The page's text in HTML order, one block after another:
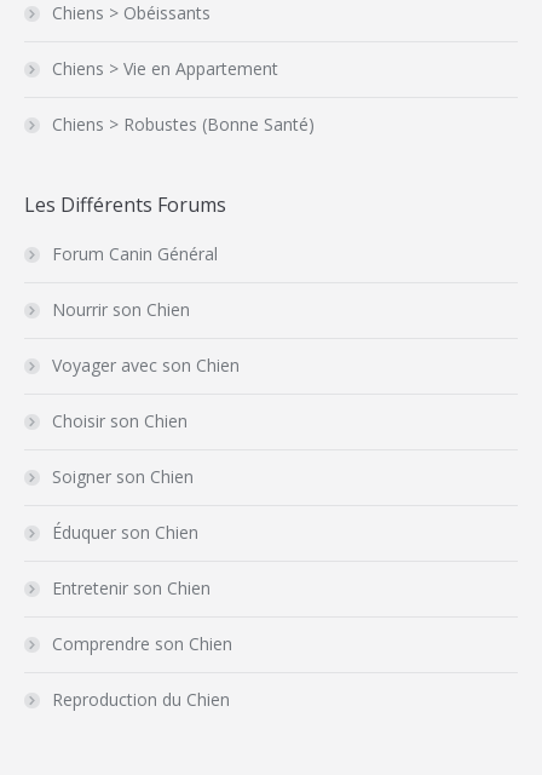
Chiens > Obéissants
Chiens > Vie en Appartement
Chiens > Robustes (Bonne Santé)
Les Différents Forums
Forum Canin Général
Nourrir son Chien
Voyager avec son Chien
Choisir son Chien
Soigner son Chien
Éduquer son Chien
Entretenir son Chien
Comprendre son Chien
Reproduction du Chien